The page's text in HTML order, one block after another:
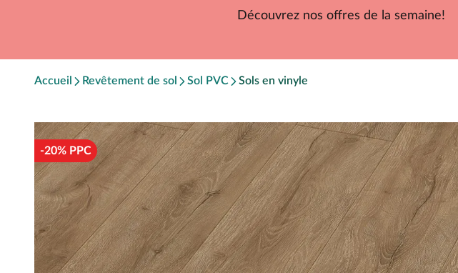
Découvrez nos offres de la semaine!
Accueil Revêtement de sol Sol PVC Sols en vinyle
-20% PPC